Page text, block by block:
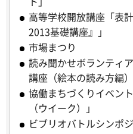
高等学校開放講座「表
2013基礎講座』」
市場まつり
読み聞かせボランティ
講座（絵本の読み方編）
協働まちづくりイベン
（ウイーク）」
ビブリオバトルシンポ